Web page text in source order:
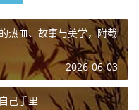
热血、故事与美学，附截
2026-06-03
己手里